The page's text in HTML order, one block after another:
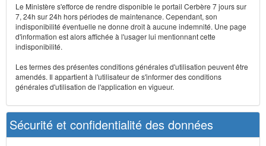
Le Ministère s'efforce de rendre disponible le portail Cerbère 7 jours sur
7, 24h sur 24h hors périodes de maintenance. Cependant, son
indisponibilité éventuelle ne donne droit à aucune indemnité. Une page
d'information est alors affichée à l'usager lui mentionnant cette
indisponibilité.
Les termes des présentes conditions générales d'utilisation peuvent être
amendés. Il appartient à l'utilisateur de s'informer des conditions
générales d'utilisation de l'application en vigueur.
Sécurité et confidentialité des données